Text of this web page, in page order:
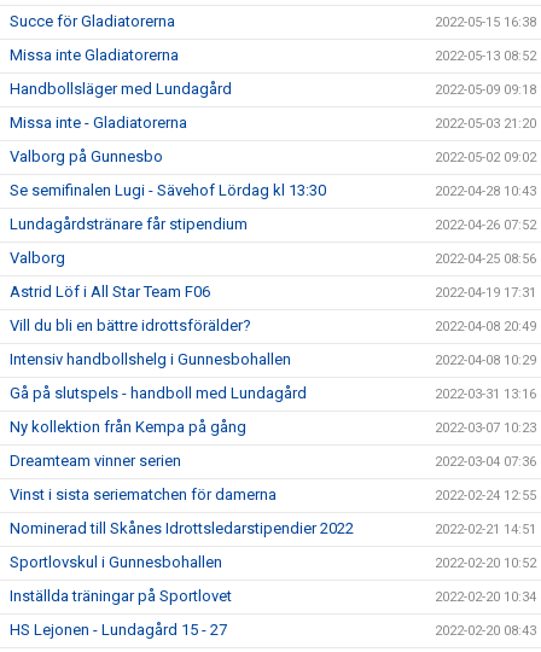
Succe för Gladiatorerna 2022-05-15 16:38
Missa inte Gladiatorerna 2022-05-13 08:52
Handbollsläger med Lundagård 2022-05-09 09:18
Missa inte - Gladiatorerna 2022-05-03 21:20
Valborg på Gunnesbo 2022-05-02 09:02
Se semifinalen Lugi - Sävehof Lördag kl 13:30 2022-04-28 10:43
Lundagårdstränare får stipendium 2022-04-26 07:52
Valborg 2022-04-25 08:56
Astrid Löf i All Star Team F06 2022-04-19 17:31
Vill du bli en bättre idrottsförälder? 2022-04-08 20:49
Intensiv handbollshelg i Gunnesbohallen 2022-04-08 10:29
Gå på slutspels - handboll med Lundagård 2022-03-31 13:16
Ny kollektion från Kempa på gång 2022-03-07 10:23
Dreamteam vinner serien 2022-03-04 07:36
Vinst i sista seriematchen för damerna 2022-02-24 12:55
Nominerad till Skånes Idrottsledarstipendier 2022 2022-02-21 14:51
Sportlovskul i Gunnesbohallen 2022-02-20 10:52
Inställda träningar på Sportlovet 2022-02-20 10:34
HS Lejonen - Lundagård 15 - 27 2022-02-20 08:43